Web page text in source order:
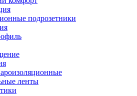
подрозетники
ленты